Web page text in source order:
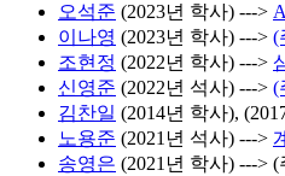
오석준 (2023년 학사) --->
이나영 (2023년 학사) ---> (
조현정 (2022년 학사) --->
신영준 (2022년 석사) ---> (
김찬일 (2014년 학사),
노용준 (2021년 석사) --->
송영은 (2021년 학사) --->